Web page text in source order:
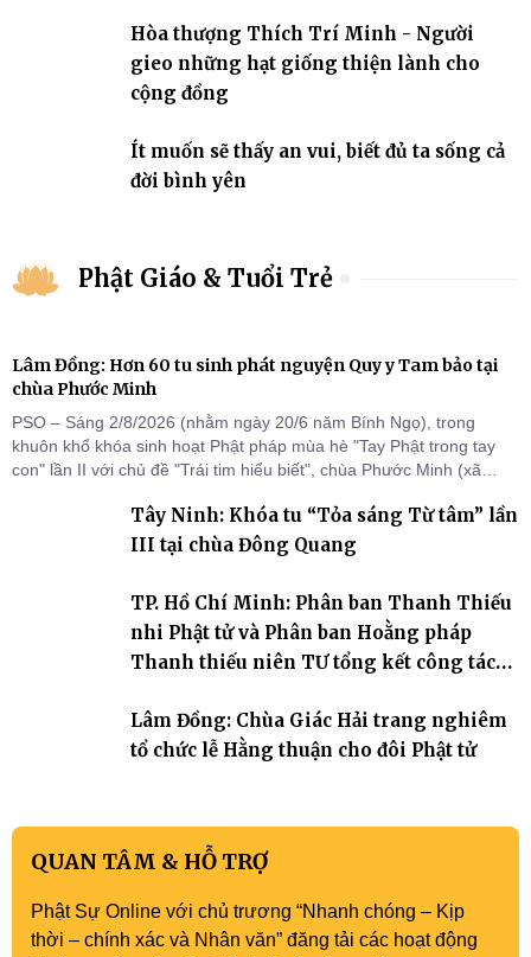
Hòa thượng Thích Trí Minh - Người
gieo những hạt giống thiện lành cho
cộng đồng
Ít muốn sẽ thấy an vui, biết đủ ta sống cả
đời bình yên
Phật Giáo & Tuổi Trẻ
Lâm Đồng: Hơn 60 tu sinh phát nguyện Quy y Tam bảo tại
chùa Phước Minh
PSO – Sáng 2/8/2026 (nhằm ngày 20/6 năm Bính Ngọ), trong
khuôn khổ khóa sinh hoạt Phật pháp mùa hè "Tay Phật trong tay
con" lần II với chủ đề "Trái tim hiểu biết", chùa Phước Minh (xã
cho hơn 60 tu sinh.Tây Ninh: Khóa tu “Tỏa sáng Từ tâm” lần
III tại chùa Đông Quang
TP. Hồ Chí Minh: Phân ban Thanh Thiếu
nhi Phật tử và Phân ban Hoằng pháp
Thanh thiếu niên TƯ tổng kết công tác
Lâm Đồng: Chùa Giác Hải trang nghiêm
tổ chức lễ Hằng thuận cho đôi Phật tử
QUAN TÂM & HỖ TRỢ
Phật Sự Online với chủ trương “Nhanh chóng – Kịp
thời – chính xác và Nhân văn” đăng tải các hoạt động